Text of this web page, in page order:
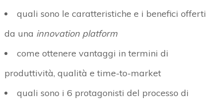
quali sono le caratteristiche e i benefici offerti
da una innovation platform
come ottenere vantaggi in termini di
produttività, qualità e time-to-market
quali sono i 6 protagonisti del processo di